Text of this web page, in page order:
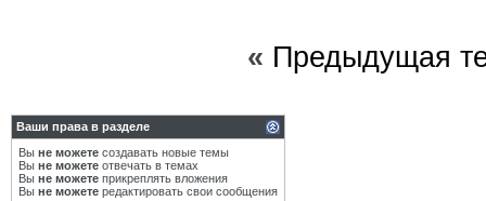
« Предыдущая
Ваши права в разделе
Вы не можете создавать новые темы
Вы не можете отвечать в темах
Вы не можете прикреплять вложения
Вы не можете редактировать свои сообщения